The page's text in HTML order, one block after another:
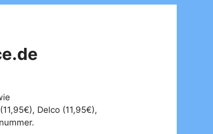
Delco (11,95€),